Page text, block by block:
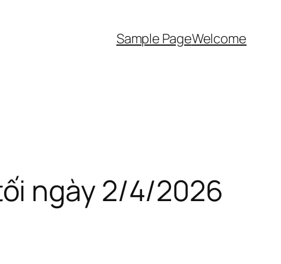
Sample PageWelcome
ngày 2/4/2026